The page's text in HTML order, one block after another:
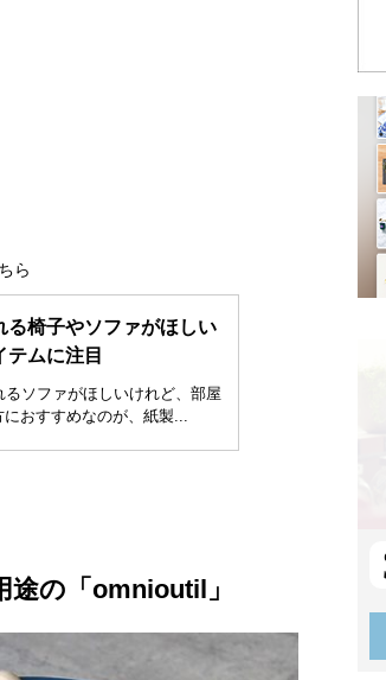
ら
る椅子やソファがほしい
ムに注目
ソファがほしいけれど、部屋
おすすめなのが、紙製...
の「omnioutil」